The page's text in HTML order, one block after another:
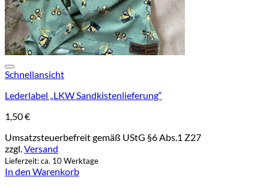
Schnellansicht
Lederlabel „LKW Sandkistenlieferung“
1,50€
Umsatzsteuerbefreit gemäß UStG §6 Abs.1 Z27
zzgl. Versand
Lieferzeit: ca. 10 Werktage
In den Warenkorb